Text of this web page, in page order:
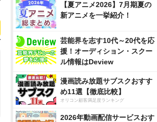
【夏アニメ2026】7月期夏の
新アニメを一挙紹介！
芸能界を志す10代～20代を応
援！オーディション・スクー
ル情報はDeview
漫画読み放題サブスクおすす
め11選【徹底比較】
オリコン顧客満足度ランキング
2026年動画配信サービスおす